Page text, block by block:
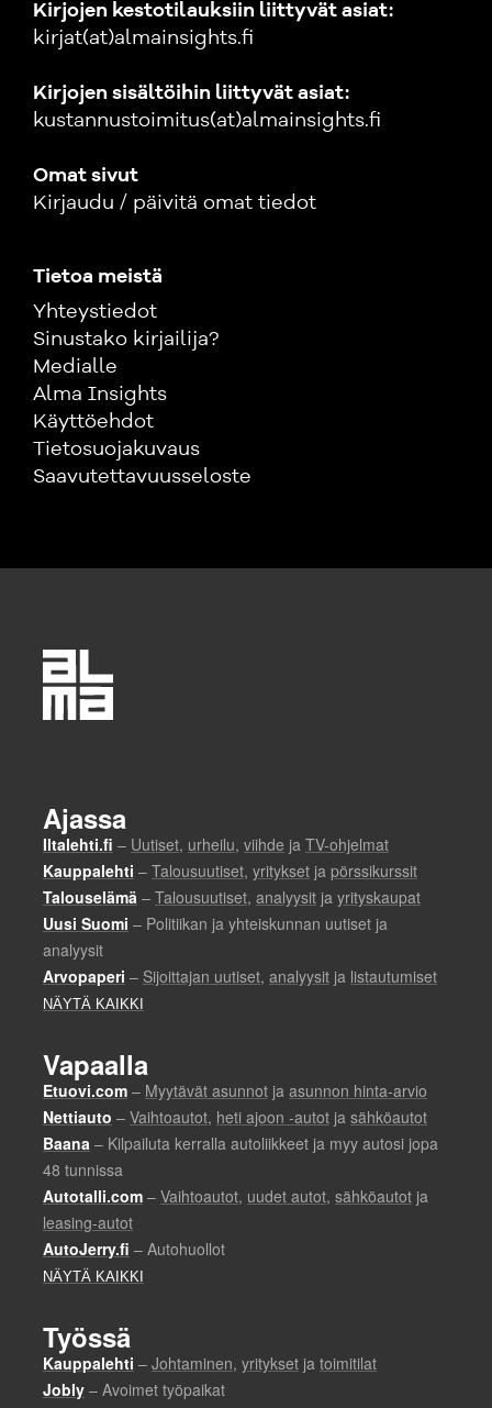
Kirjojen kestotilauksiin liittyvät asiat:
kirjat(at)almainsights.fi
Kirjojen sisältöihin liittyvät asiat:
kustannustoimitus(at)almainsights.fi
Omat sivut
Kirjaudu / päivitä omat tiedot
Tietoa meistä
Yhteystiedot
Sinustako kirjailija?
Medialle
Alma Insights
Käyttöehdot
Tietosuojakuvaus
Saavutettavuusseloste